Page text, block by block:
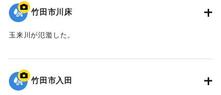
竹田市川床
玉来川が氾濫した。
｜固有コード:09922059
竹田市入田